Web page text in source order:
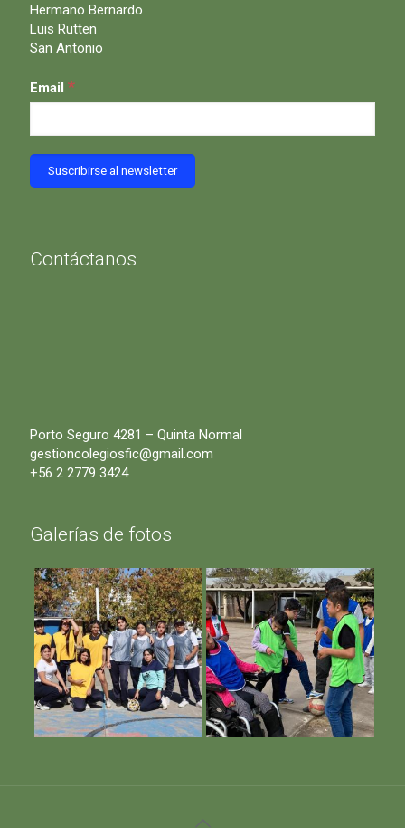
Hermano Bernardo
Luis Rutten
San Antonio
Email *
Contáctanos
Porto Seguro 4281 – Quinta Normal
gestioncolegiosfic@gmail.com
+56 2 2779 3424
Galerías de fotos